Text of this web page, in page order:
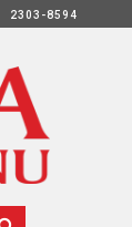
2303-8594